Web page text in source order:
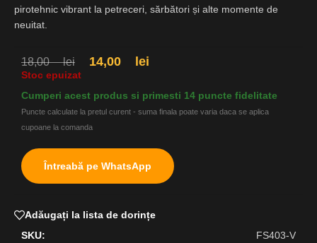
pirotehnic vibrant la petreceri, sărbători și alte momente de
neuitat.
18,00lei 14,00 lei
Stoc epuizat
Cumperi acest produs si primesti 14 puncte fidelitate
Puncte calculate la pretul curent - suma finala poate varia daca se aplica
cupoane la comanda
Întreabă pe WhatsApp
Adăugați la lista de dorințe
SKU:
FS403-V